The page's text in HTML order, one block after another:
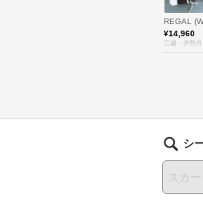
REGAL
¥14,960
三越・伊勢丹
シ